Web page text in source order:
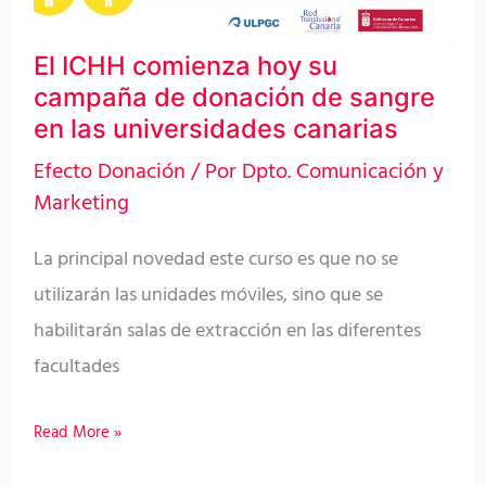
El ICHH comienza hoy su
campaña de donación de sangre
en las universidades canarias
Efecto Donación/ PorDpto. Comunicación y
Marketing
La principal novedad este curso es que no se
utilizarán las unidades móviles, sino que se
habilitarán salas de extracción en las diferentes
facultades
canarias
Read More »